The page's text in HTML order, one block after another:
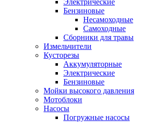
Электрические
Бензиновые
Несамоходные
Самоходные
Сборники для травы
Измельчители
Кусторезы
Аккумуляторные
Электрические
Бензиновые
Мойки высокого давления
Мотоблоки
Насосы
Погружные насосы